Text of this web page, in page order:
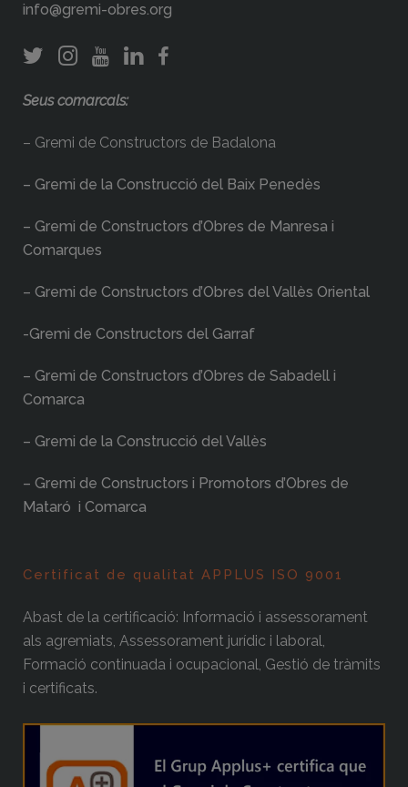
info@gremi-obres.org
Seus comarcals:
– Gremi de Constructors de Badalona
– Gremi de la Construcció del Baix Penedès
– Gremi de Constructors d’Obres de Manresa i
Comarques
– Gremi de Constructors d’Obres del Vallès Oriental
-Gremi de Constructors del Garraf
– Gremi de Constructors d’Obres de Sabadell i
Comarca
– Gremi de la Construcció del Vallès
– Gremi de Constructors i Promotors d’Obres de
Mataró i Comarca
Certificat de qualitat APPLUS ISO 9001
Abast de la certificació: Informació i assessorament
als agremiats, Assessorament jurídic i laboral,
Formació continuada i ocupacional, Gestió de tràmits
i certificats.